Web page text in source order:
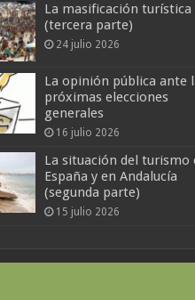
La masificación turística
(tercera parte)
24 julio 2026
La opinión pública ante
próximas elecciones
generales
16 julio 2026
La situación del turismo
España y en Andalucía
(segunda parte)
15 julio 2026